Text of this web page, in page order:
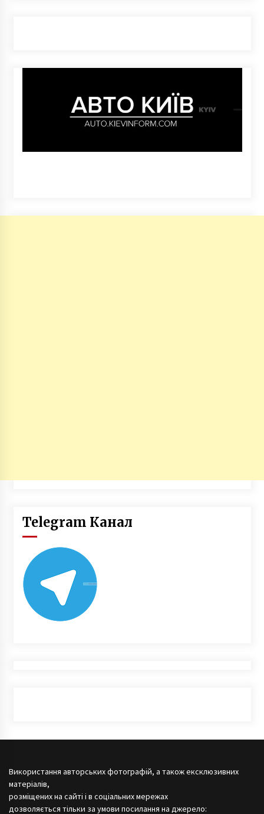
Telegram Канал
Використання авторських фотографій, а також ексклюзивних
матеріалів,
розміщених на сайті і в соціальних мережах
дозволяється тільки за умови посилання на джерело: